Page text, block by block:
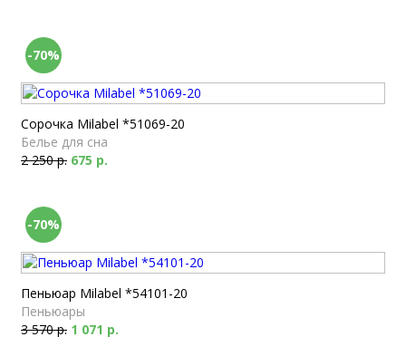
-70%
Сорочка Milabel *51069-20
Белье для сна
2 250 р. 675 р.
-70%
Пеньюар Milabel *54101-20
Пеньюары
3 570 р. 1 071 р.